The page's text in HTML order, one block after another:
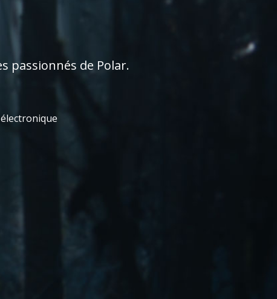
passionnés de Polar.